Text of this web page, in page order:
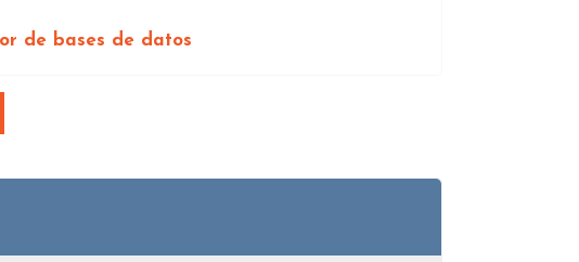
de bases de datos